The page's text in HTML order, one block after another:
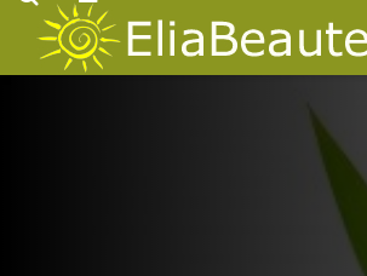
Accueil Beauté au naturel